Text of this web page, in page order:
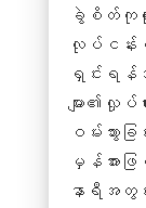
ခွဲစိတ်ကုထုံ
လုပ်ငန်း
ရှင်းရ
များ၏လှုပ်
ဝမ်းသွာ
မှန်အားဖ
နာရီအတွ